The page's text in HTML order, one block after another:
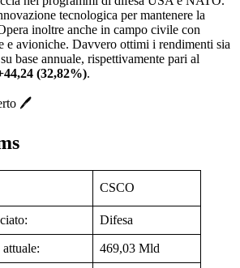
tecnologica per mantenere la
inoltre anche in campo civile con
e avioniche. Davvero ottimi i rendimenti sia
base annuale, rispettivamente pari al
(32,82%).
🖊️
CSCO
Difesa
469,03 Mld